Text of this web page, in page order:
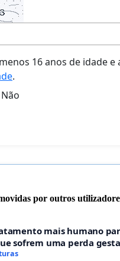
16 anos de idade e
.
Não
por outros
mais humano
sofrem uma perda